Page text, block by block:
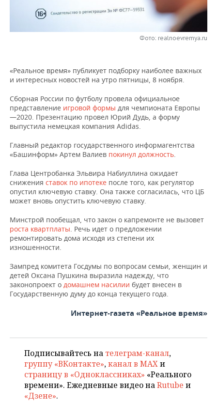
ЭНЕРГЕТИКА
РОЗНИЧНАЯ ТОРГОВЛЯ
НОВОСТИ ТЕХНОЛОГИЙ
ТЕЛЕКОММУНИКАЦИИ
МЕРОПРИЯТИЯ
БИЗНЕС-БРАНЧИ
ONLINE-КОНФЕРЕНЦИИ
ОТКРЫТАЯ ЛЕКЦИЯ
ФУТБОЛ
ХОККЕЙ
БАСКЕТБОЛ
ВОЛЕЙБОЛ
КИБЕРСПОРТ
ФИГУРНОЕ КАТАНИЕ
ВОДНЫЕ ВИДЫ СПОРТА
ХОККЕЙ С МЯЧОМ
НОВОСТИ ОБЩЕСТВА
ВЛАСТЬ
ИНФРАСТРУКТУРА
ИСТОРИЯ
КУЛЬТУРА
МЕДИЦИНА
ОБРАЗОВАНИЕ
ПРОИСШЕСТВИЯ
ФОТОГАЛЕРЕЯ
СЮЖЕТЫ
СПРАВОЧНИК
СПИСОК ПЕРСОН
СПИСОК КОМПАНИЙ
ПОЛНАЯ ВЕРСИЯ
Фото: realnoevremya.ru
«Реальное время» публикует подборку наиболее важных
и интересных новостей на утро пятницы, 8 ноября.
Сборная России по футболу провела официальное
представление игровой формы для чемпионата Европы
—2020. Презентацию провел Юрий Дудь, а форму
выпустила немецкая компания Adidas.
Главный редактор государственного информагентства
«Башинформ» Артем Валиев покинул должность.
Глава Центробанка Эльвира Набиуллина ожидает
снижения ставок по ипотеке после того, как регулятор
опустил ключевую ставку. Она также согласилась, что ЦБ
может вновь опустить ключевую ставку.
Минстрой пообещал, что закон о капремонте не вызовет
роста квартплаты. Речь идет о предложении
ремонтировать дома исходя из степени их
изношенности.
Зампред комитета Госдумы по вопросам семьи, женщин и
детей Оксана Пушкина выразила надежду, что
законопроект о домашнем насилии будет внесен в
Государственную думу до конца текущего года.
Интернет-газета «Реальное время»
Подписывайтесь на телеграм-канал,
группу «ВКонтакте»,канал в MAXи
страницу в «Одноклассниках» «Реального
времени». Ежедневные видео наRutube и
«Дзене».